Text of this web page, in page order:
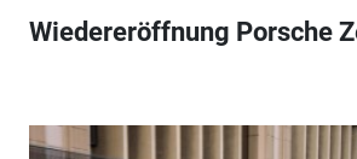
Wiedereröffnung Porsche